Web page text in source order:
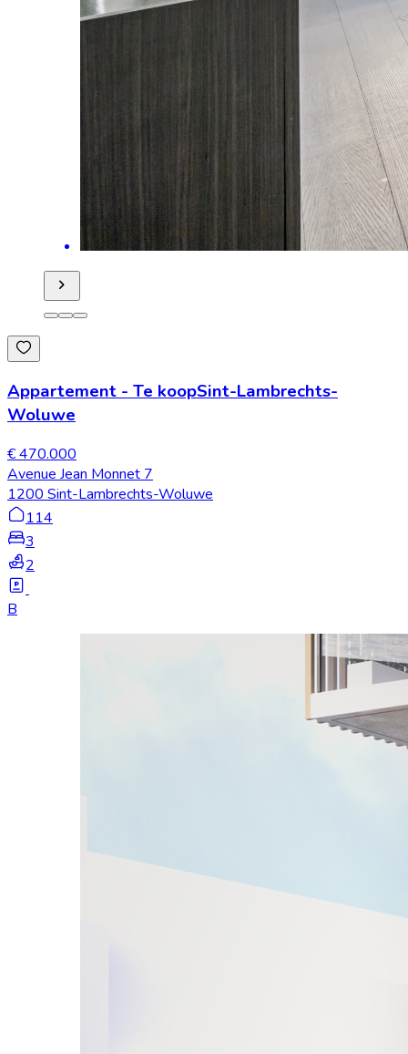
Appartement - Te koopSint-Lambrechts-
Woluwe
€ 470.000
Avenue Jean Monnet 7
1200 Sint-Lambrechts-Woluwe
114
3
2
B